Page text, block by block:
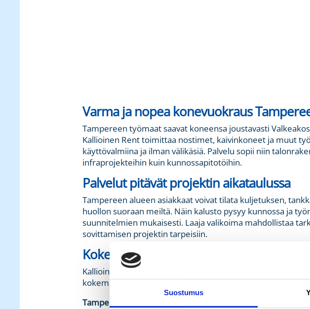
Suostumus
Varma ja nopea konevuokraus
Tampereen työmaat saavat koneensa joustavasti
Kallioinen Rent toimittaa nostimet, kaivinkoneet ja muut
käyttövalmiina ja ilman välikäsiä. Palvelu sopii niin
infraprojekteihin kuin kunnossapitotöihin.
Palvelut pitävät projektin aikataulussa
Tampereen alueen asiakkaat voivat tilata kuljetuksen,
huollon suoraan meiltä. Näin kalusto pysyy kunnossa ja
suunnitelmien mukaisesti. Laaja valikoima mahdollistaa
sovittamisen projektin tarpeisiin.
Kokeneen perheyrityksen luotettava tuki
Kallioinen Rent tarjoaa suoraa, nopeaa ja asiantuntevaa
kokemuksella. Ota yhteyttä ja kysy tarjousta Tampereen
Tampereen aluetta palvelee Valkeakosken toimipiste.